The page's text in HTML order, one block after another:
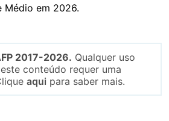
Médio em 2026.
2017-2026. Qualquer uso
conteúdo requer uma
aqui para saber mais.